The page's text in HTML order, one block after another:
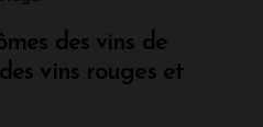
des vins de
vins rouges et